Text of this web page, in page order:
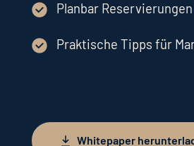
Planbar
Praktische Tipps für
Whitepaper